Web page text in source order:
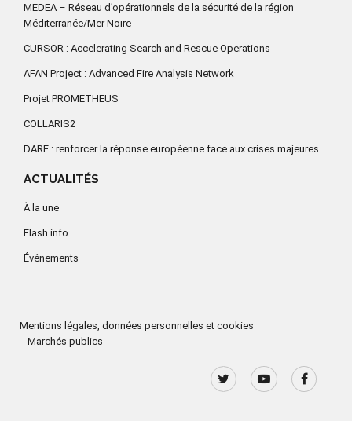
MEDEA – Réseau d’opérationnels de la sécurité de la région
Méditerranée/Mer Noire
CURSOR : Accelerating Search and Rescue Operations
AFAN Project : Advanced Fire Analysis Network
Projet PROMETHEUS
COLLARIS2
DARE : renforcer la réponse européenne face aux crises majeures
ACTUALITÉS
À la une
Flash info
Événements
Mentions légales, données personnelles et cookies
Marchés publics